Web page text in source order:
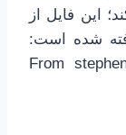
این فایل از
شده است:
From